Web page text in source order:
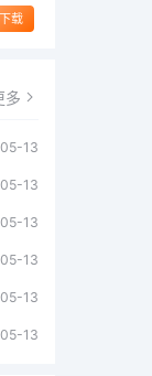
下载
多
13
13
13
13
13
13